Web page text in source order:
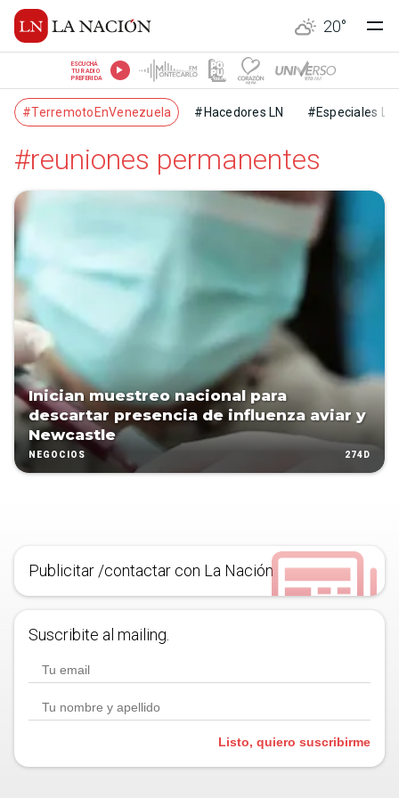
20°
ESCUCHÁ
TU RADIO
PREFERIDA
#TerremotoEnVenezuela #Hacedores LN #Especiales LN
#reuniones permanentes
Inician muestreo nacional para
descartar presencia de influenza aviar y
Newcastle
NEGOCIOS 274D
Publicitar /contactar con La Nación
Suscribite al mailing.
Listo, quiero suscribirme